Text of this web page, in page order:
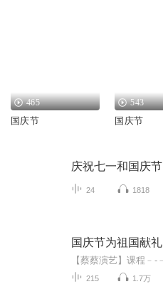
465
国庆节
543
国庆节
庆祝七一和国庆节
24 1818
国庆节为祖国献礼
215 1.7万